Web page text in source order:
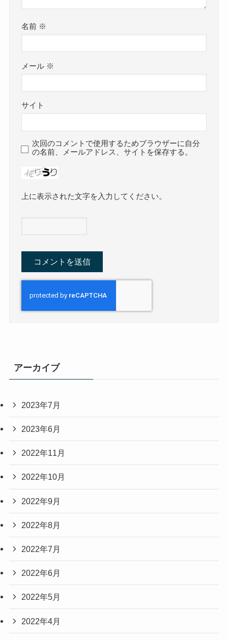
名前 ※
メール ※
サイト
次回のコメントで使用するためブラウザーに自分
の名前、メールアドレス、サイトを保存する。
上に表示された文字を入力してください。
アーカイブ
2023年7月
2023年6月
2022年11月
2022年10月
2022年9月
2022年8月
2022年7月
2022年6月
2022年5月
2022年4月